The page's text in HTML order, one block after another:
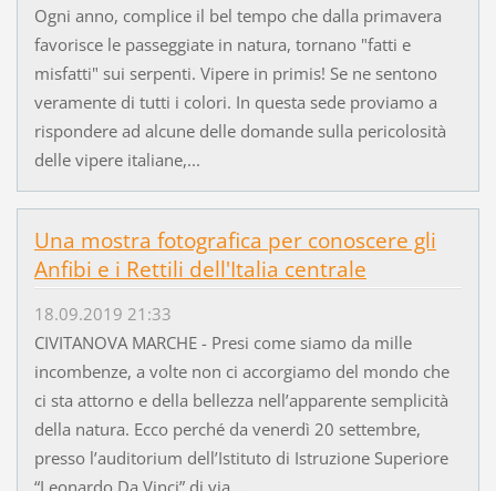
Ogni anno, complice il bel tempo che dalla primavera
favorisce le passeggiate in natura, tornano "fatti e
misfatti" sui serpenti. Vipere in primis! Se ne sentono
veramente di tutti i colori. In questa sede proviamo a
rispondere ad alcune delle domande sulla pericolosità
delle vipere italiane,...
Una mostra fotografica per conoscere gli
Anfibi e i Rettili dell'Italia centrale
18.09.2019 21:33
CIVITANOVA MARCHE - Presi come siamo da mille
incombenze, a volte non ci accorgiamo del mondo che
ci sta attorno e della bellezza nell’apparente semplicità
della natura. Ecco perché da venerdì 20 settembre,
presso l’auditorium dell’Istituto di Istruzione Superiore